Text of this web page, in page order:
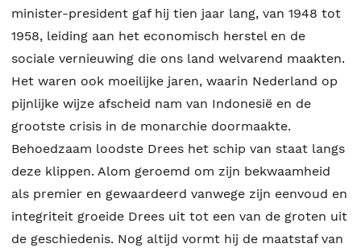
minister-president gaf hij tien jaar lang, van 1948 tot
1958, leiding aan het economisch herstel en de
sociale vernieuwing die ons land welvarend maakten.
Het waren ook moeilijke jaren, waarin Nederland op
pijnlijke wijze afscheid nam van Indonesië en de
grootste crisis in de monarchie doormaakte.
Behoedzaam loodste Drees het schip van staat langs
deze klippen. Alom geroemd om zijn bekwaamheid
als premier en gewaardeerd vanwege zijn eenvoud en
integriteit groeide Drees uit tot een van de groten uit
de geschiedenis. Nog altijd vormt hij de maatstaf van